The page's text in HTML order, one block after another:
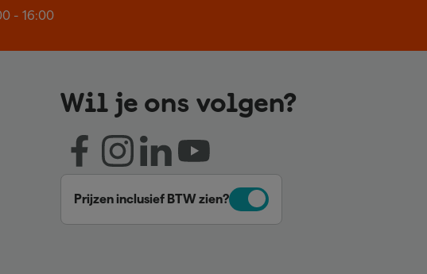
- 16:00
Wil je ons volgen?
Prijzen inclusief BTW zien?